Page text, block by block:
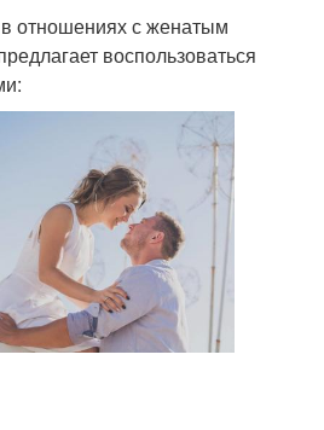
отношениях с женатым
воспользоваться